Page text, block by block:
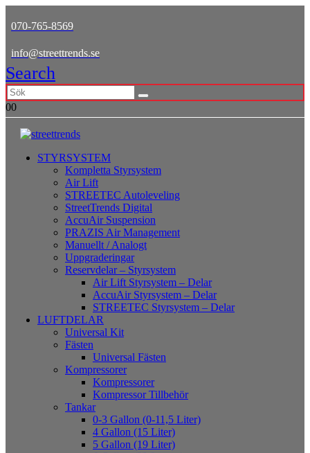
070-765-8569
info@streettrends.se
Search
00
STYRSYSTEM
Kompletta Styrsystem
Air Lift
STREETEC Autoleveling
StreetTrends Digital
AccuAir Suspension
PRAZIS Air Management
Manuellt / Analogt
Uppgraderingar
Reservdelar – Styrsystem
Air Lift Styrsystem – Delar
AccuAir Styrsystem – Delar
STREETEC Styrsystem – Delar
LUFTDELAR
Universal Kit
Fästen
Universal Fästen
Kompressorer
Kompressorer
Kompressor Tillbehör
Tankar
0-3 Gallon (0-11,5 Liter)
4 Gallon (15 Liter)
5 Gallon (19 Liter)